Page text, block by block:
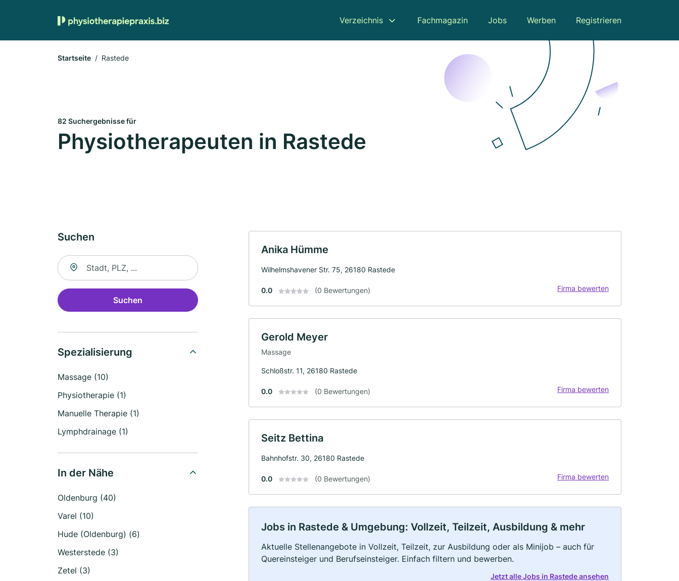
Verzeichnis Fachmagazin Jobs Werben Registrieren
Startseite Rastede
82 Suchergebnisse für
Physiotherapeuten in Rastede
Suchen
Suche nach Ort
Suchen
Spezialisierung
Massage (10)
Physiotherapie (1)
Manuelle Therapie (1)
Lymphdrainage (1)
In der Nähe
Oldenburg (40)
Varel (10)
Hude (Oldenburg) (6)
Westerstede (3)
Zetel (3)
Anika Hümme
Wilhelmshavener Str. 75, 26180 Rastede
0.0 (0 Bewertungen) Firma bewerten
Gerold Meyer
Massage
Schloßstr. 11, 26180 Rastede
0.0 (0 Bewertungen) Firma bewerten
Seitz Bettina
Bahnhofstr. 30, 26180 Rastede
0.0 (0 Bewertungen) Firma bewerten
Jobs in Rastede & Umgebung: Vollzeit, Teilzeit, Ausbildung & mehr
Aktuelle Stellenangebote in Vollzeit, Teilzeit, zur Ausbildung oder als Minijob – auch für
Quereinsteiger und Berufseinsteiger. Einfach filtern und bewerben.
Jetzt alle Jobs in Rastede ansehen